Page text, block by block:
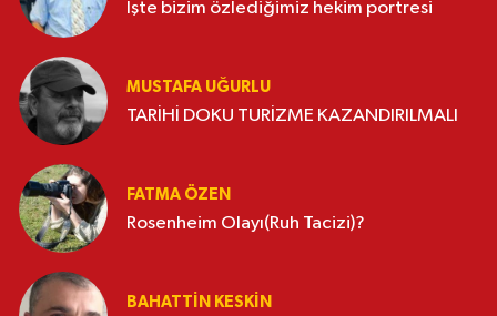
İşte bizim özlediğimiz hekim portresi
MUSTAFA UĞURLU
TARİHİ DOKU TURİZME KAZANDIRILMALI
FATMA ÖZEN
Rosenheim Olayı(Ruh Tacizi)?
BAHATTIN KESKİN